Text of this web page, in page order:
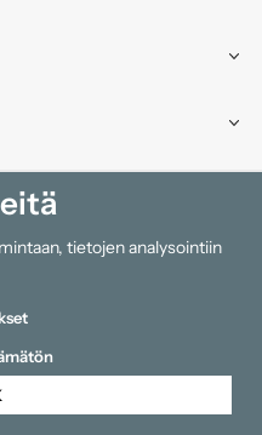
tietojen analysointiin